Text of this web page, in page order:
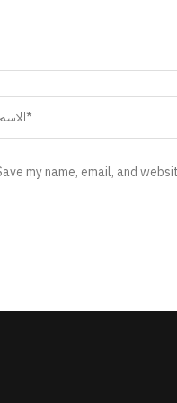
my name, email, and